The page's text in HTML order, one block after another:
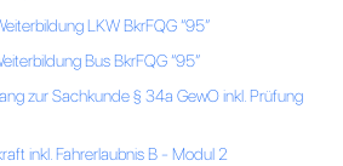
LKW BkrFQG “95”
Bus BkrFQG “95”
zur Sachkunde § 34a GewO inkl. Prüfung
inkl. Fahrerlaubnis B - Modul 2